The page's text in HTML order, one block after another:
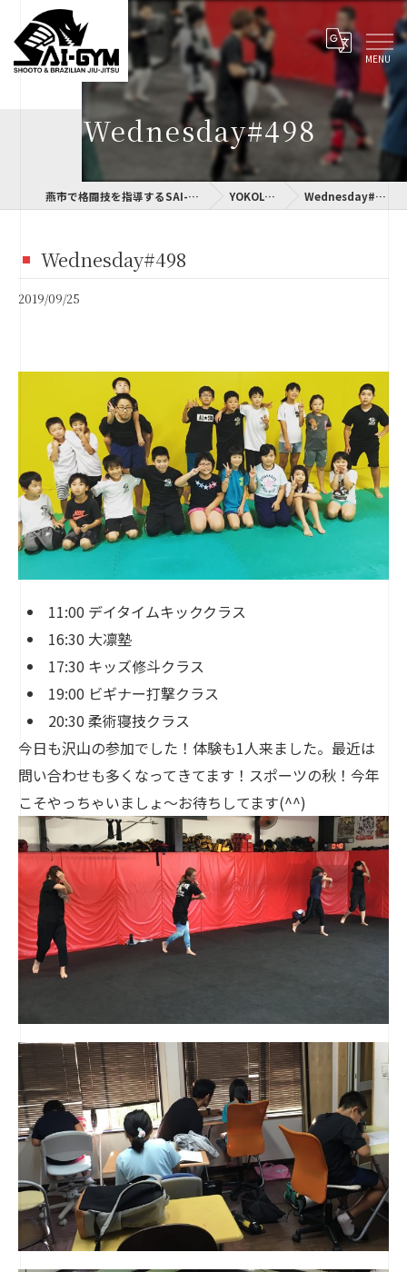
Wednesday#498
燕市で格闘技を指導するSAI-GYM YOKOLOG Wednesday#498
Wednesday#498
2019/09/25
11:00 デイタイムキッククラス
16:30 大凛塾
17:30 キッズ修斗クラス
19:00 ビギナー打撃クラス
20:30 柔術寝技クラス
今日も沢山の参加でした！体験も1人来ました。最近は
問い合わせも多くなってきてます！スポーツの秋！今年
こそやっちゃいましょ〜お待ちしてます(^^)